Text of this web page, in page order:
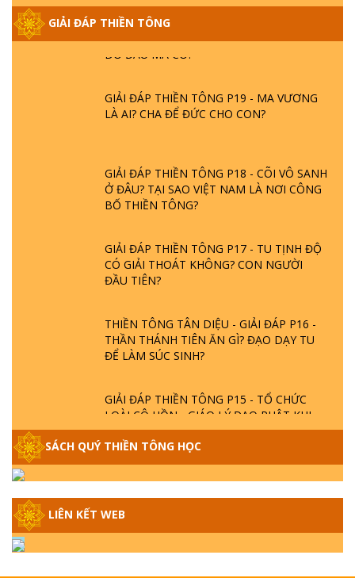
GIẢI ĐÁP THIỀN TÔNG
GIẢI ĐÁP THIỀN TÔNG ĐẶC BIỆT PHẦN 20
GIẢI ĐÁP THIỀN TÔNG P19 - MA VƯƠNG
LÀ AI? CHA ĐỂ ĐỨC CHO CON?
GIẢI ĐÁP THIỀN TÔNG P18 - CÕI VÔ SANH
Ở ĐÂU? TẠI SAO VIỆT NAM LÀ NƠI CÔNG
BỐ THIỀN TÔNG?
GIẢI ĐÁP THIỀN TÔNG P17 - TU TỊNH ĐỘ
CÓ GIẢI THOÁT KHÔNG? CON NGƯỜI
ĐẦU TIÊN?
THIỀN TÔNG TÂN DIỆU - GIẢI ĐÁP P16 -
THẦN THÁNH TIÊN ĂN GÌ? ĐẠO DẠY TU
ĐỂ LÀM SÚC SINH?
GIẢI ĐÁP THIỀN TÔNG P15 - TỔ CHỨC
LOÀI CÔ HỒN - GIÁO LÝ ĐẠO PHẬT KHI
GIẢI ĐÁP THIỀN TÔNG ĐẶC BIỆT - P14 -
NGUỒN GỐC ÂM LỊCH DƯƠNG LỊCH -
TẦNG BÌNH LƯU LỚN ĐẾN ĐÂU
SÁCH QUÝ THIỀN TÔNG HỌC
LIÊN KẾT WEB